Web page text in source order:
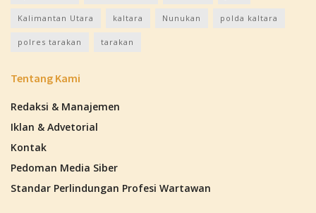
Kalimantan Utara kaltara Nunukan polda kaltara
polres tarakan tarakan
Tentang Kami
Redaksi & Manajemen
Iklan & Advetorial
Kontak
Pedoman Media Siber
Standar Perlindungan Profesi Wartawan